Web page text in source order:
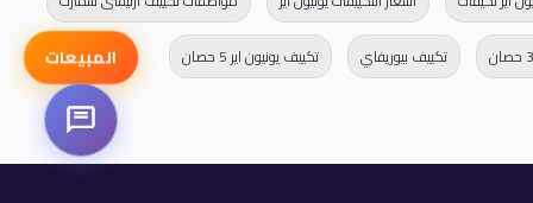
تكييف بيوريفاي تكييف يونيون اير 5 حصان المبيعات